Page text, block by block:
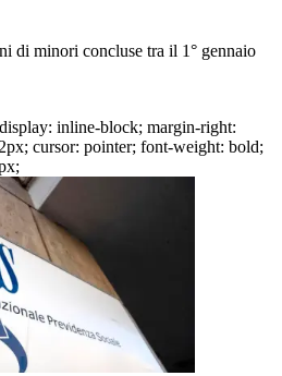
di minori concluse tra il 1° gennaio
inline-block; margin-right:
cursor: pointer; font-weight: bold;